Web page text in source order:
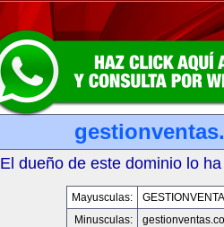
El dueño de este dominio lo
Mayusculas:
Minusculas: